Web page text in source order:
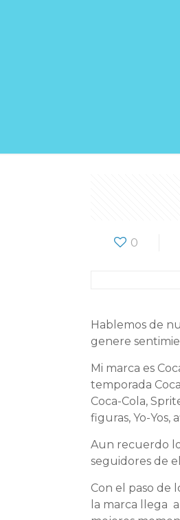
0
Hablemos de
genere
Mi marca es
temporada
Coca-Cola,
figuras, Yo-Yos,
Aun recuerdo
seguidores de
Con el paso de
la marca llega